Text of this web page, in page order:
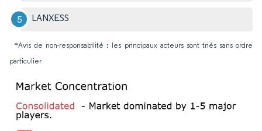
LANXESS
*Avis de non-responsabilité : les principaux acteurs sont triés sans ordre
particulier